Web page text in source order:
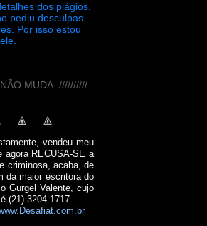
dos plágios.
pediu desculpas.
Por isso estou
MUDA. //////////
vendeu meu
RECUSA-SE a
criminosa, acaba, de
da maior escritora do
Gurgel Valente, cujo
(21) 3204.1717.